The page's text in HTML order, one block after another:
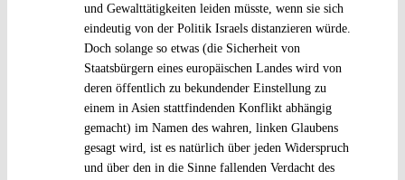
und Gewalttätigkeiten leiden müsste, wenn sie sich
eindeutig von der Politik Israels distanzieren würde.
Doch solange so etwas (die Sicherheit von
Staatsbürgern eines europäischen Landes wird von
deren öffentlich zu bekundender Einstellung zu
einem in Asien stattfindenden Konflikt abhängig
gemacht) im Namen des wahren, linken Glaubens
gesagt wird, ist es natürlich über jeden Widerspruch
und über den in die Sinne fallenden Verdacht des